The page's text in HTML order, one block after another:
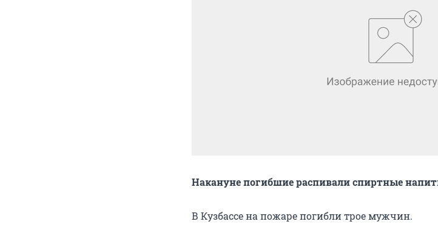
Накануне погибшие распивали спиртные
В Кузбассе на пожаре погибли трое мужчин.